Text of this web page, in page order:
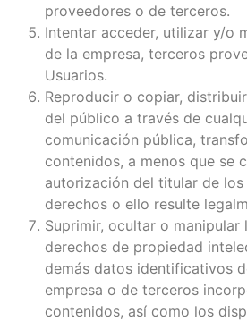
proveedores o de terceros.
Intentar acceder, utilizar y/o
de la empresa, terceros
Usuarios.
Reproducir o copiar,
del público a través de
comunicación pública,
contenidos, a menos que se
autorización del titular de
derechos o ello resulte
Suprimir, ocultar o manipular
derechos de propiedad
demás datos identificativos
empresa o de terceros
contenidos, así como los